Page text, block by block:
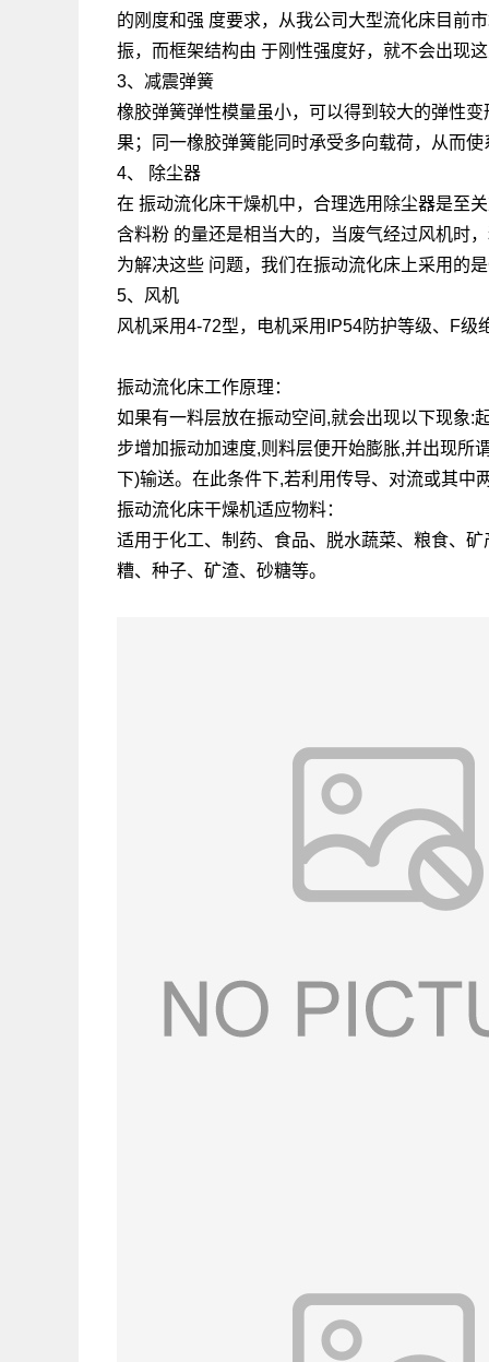
的刚度和强 度要求，从我公司大型流化床目前
振，而框架结构由 于刚性强度好，就不会出现
3、减震弹簧
橡胶弹簧弹性模量虽小，可以得到较大的弹性
果；同一橡胶弹簧能同时承受多向载荷，从而
4、 除尘器
在 振动流化床干燥机中，合理选用除尘器是至
含料粉 的量还是相当大的，当废气经过风机时
为解决这些 问题，我们在振动流化床上采用的
5、风机
风机采用4-72型，电机采用IP54防护等级、F级
振动流化床工作原理：
如果有一料层放在振动空间,就会出现以下现象:
步增加振动加速度,则料层便开始膨胀,并出现所
下)输送。在此条件下,若利用传导、对流或其中
振动流化床干燥机适应物料：
适用于化工、制药、食品、脱水蔬菜、粮食、
糟、种子、矿渣、砂糖等。